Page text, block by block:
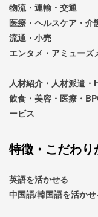
物流・運輸・交通
医療・ヘルスケア・介
流通・小売
エンタメ・アミューズ
人材紹介・人材派遣・
飲食・美容・医療・
ービス
特徴・こだわり
英語を活かせる
中国語/韓国語を活かせ